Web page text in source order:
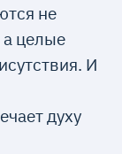
не
целые
И
духу